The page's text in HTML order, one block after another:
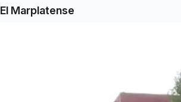
El Marplatense